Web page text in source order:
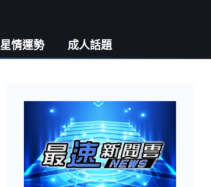
星情運勢 成人話題